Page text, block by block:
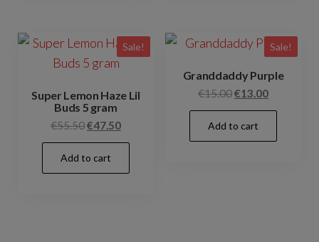
Sale!
Super Lemon Haze Lil
Buds 5 gram
€55.50Original
price
was:
€55.50.
€47.50Current
price
€47.50.
Add to cart
Sale!
Granddaddy Purple
€15.00Original
price
was:
€15.00.
€13.00Current
price
€13.00.
Add to cart